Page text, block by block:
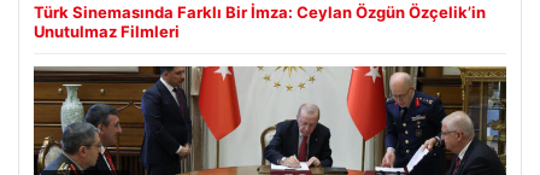
Türk Sinemasında Farklı Bir İmza: Ceylan Özgün Özçelik’in
Unutulmaz Filmleri